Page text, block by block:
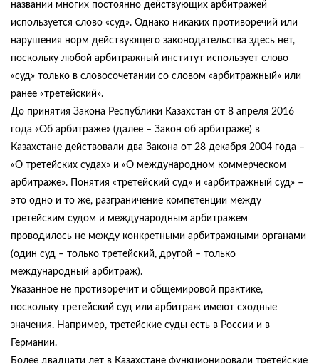
названии многих постоянно действующих арбитражей
используется слово «суд». Однако никаких противоречий или
нарушения норм действующего законодательства здесь нет,
поскольку любой арбитражный институт использует слово
«суд» только в словосочетании со словом «арбитражный» или
ранее «третейский».
До принятия Закона Республики Казахстан от 8 апреля 2016
года «Об арбитраже» (далее – Закон об арбитраже) в
Казахстане действовали два Закона от 28 декабря 2004 года –
«О третейских судах» и «О международном коммерческом
арбитраже». Понятия «третейский суд» и «арбитражный суд» –
это одно и то же, разграничение компетенции между
третейским судом и международным арбитражем
проводилось не между конкретными арбитражными органами
(один суд – только третейский, другой – только
международный арбитраж).
Указанное не противоречит и общемировой практике,
поскольку третейский суд или арбитраж имеют сходные
значения. Например, третейские суды есть в России и в
Германии.
Более двадцати лет в Казахстане функционировали третейские